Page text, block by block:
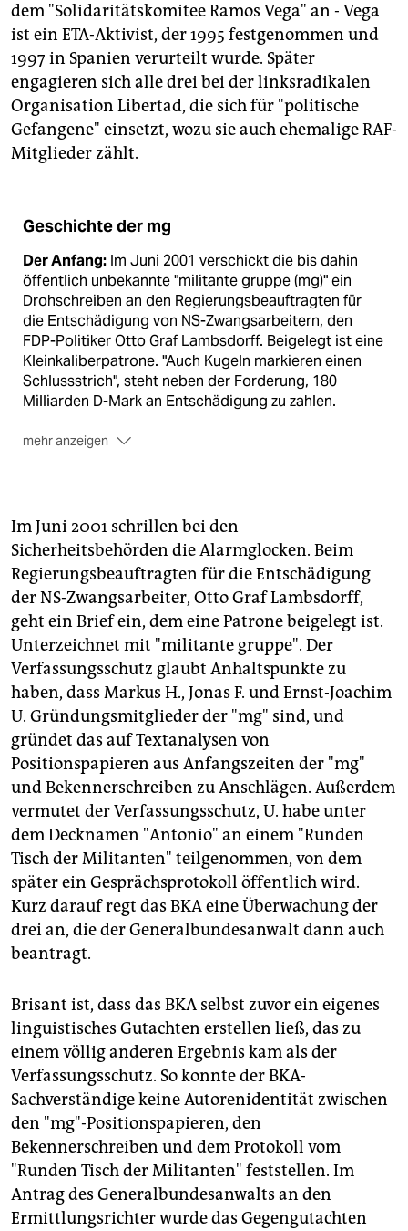
dem "Solidaritätskomitee Ramos Vega" an - Vega
ist ein ETA-Aktivist, der 1995 festgenommen und
1997 in Spanien verurteilt wurde. Später
engagieren sich alle drei bei der linksradikalen
Organisation Libertad, die sich für "politische
Gefangene" einsetzt, wozu sie auch ehemalige RAF-
Mitglieder zählt.
Geschichte der mg
Der Anfang: Im Juni 2001 verschickt die bis dahin
öffentlich unbekannte "militante gruppe (mg)" ein
Drohschreiben an den Regierungsbeauftragten für
die Entschädigung von NS-Zwangsarbeitern, den
FDP-Politiker Otto Graf Lambsdorff. Beigelegt ist eine
Kleinkaliberpatrone. "Auch Kugeln markieren einen
Schlussstrich", steht neben der Forderung, 180
Milliarden D-Mark an Entschädigung zu zahlen.
mehr anzeigen
Arbeits- und Finanzämter. In Bekennerschreiben
geißelte die Gruppe Kriegseinsätze, Strafprozesse
gegen Linke und die Diskriminierung von Flüchtlingen.
Insgesamt hat sich die "mg" zu 25 Anschlägen
bekannt, zumeist in Berlin und Umgebung, ein gutes
Dutzend weitere werden ihr zugerechnet. Im Jahr
2007 entschied der Bundesgerichtshof, dass die "mg"
aber nicht, wie von der Bundesanwaltschaft
angenommen, als "terroristische", sondern nur als
"kriminelle Vereinigung" einzustufen sei.
Die Verdächtigen:Den Behörden gelang es über
Jahre hinweg nicht, Mitglieder der "mg" zu ermitteln.
Zwölf Personen hatten sie im Verdacht, darunter auch
den Stadtsoziologen Andrej Holm, gegen den bis
heute ein Ermittlungsverfahren läuft.
Die Verurteilung:Nur im Fall von Florian L., Axel H.
und Oliver R. hat es im vergangenen Herbst eine
Verurteilung gegeben: wegen Mitgliedschaft in der
"mg" und versuchter Brandstiftung auf Bundeswehr-
Lkws in Brandenburg.
Die Auflösung:
nur noch eine ex-(mg)."
Im Juni 2001 schrillen bei den
Sicherheitsbehörden die Alarmglocken. Beim
Regierungsbeauftragten für die Entschädigung
der NS-Zwangsarbeiter, Otto Graf Lambsdorff,
geht ein Brief ein, dem eine Patrone beigelegt ist.
Unterzeichnet mit "militante gruppe". Der
Verfassungsschutz glaubt Anhaltspunkte zu
haben, dass Markus H., Jonas F. und Ernst-Joachim
U. Gründungsmitglieder der "mg" sind, und
gründet das auf Textanalysen von
Positionspapieren aus Anfangszeiten der "mg"
und Bekennerschreiben zu Anschlägen. Außerdem
vermutet der Verfassungsschutz, U. habe unter
dem Decknamen "Antonio" an einem "Runden
Tisch der Militanten" teilgenommen, von dem
später ein Gesprächsprotokoll öffentlich wird.
Kurz darauf regt das BKA eine Überwachung der
drei an, die der Generalbundesanwalt dann auch
beantragt.
Brisant ist, dass das BKA selbst zuvor ein eigenes
linguistisches Gutachten erstellen ließ, das zu
einem völlig anderen Ergebnis kam als der
Verfassungsschutz. So konnte der BKA-
Sachverständige keine Autorenidentität zwischen
den "mg"-Positionspapieren, den
Bekennerschreiben und dem Protokoll vom
"Runden Tisch der Militanten" feststellen. Im
Antrag des Generalbundesanwalts an den
Ermittlungsrichter wurde das Gegengutachten